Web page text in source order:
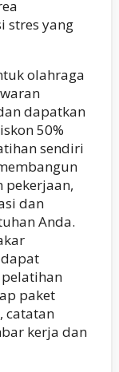
stres yang
olahraga
dapatkan
50%
sendiri
pekerjaan,
dan
Anda.
paket
catatan
kerja dan